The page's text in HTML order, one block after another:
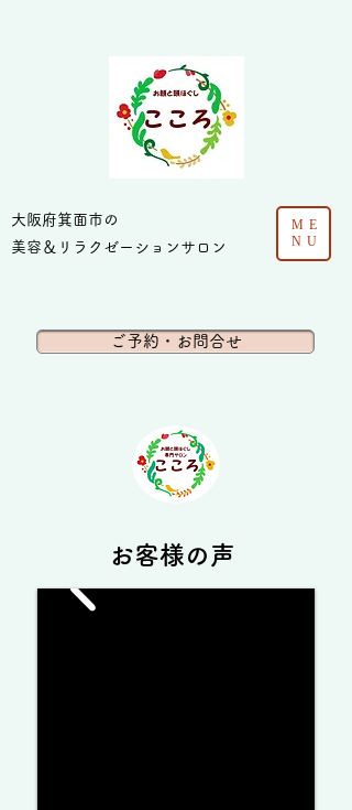
ご予約・お問合せ
​大阪府箕面市の
美容＆リラクゼーションサロン
ME
NU
​お客様の声